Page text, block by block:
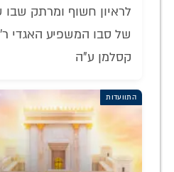
לראיון חשוף ומרתק
של סבו המשפיע האגדי
קסלמן ע"ה
התוועדות